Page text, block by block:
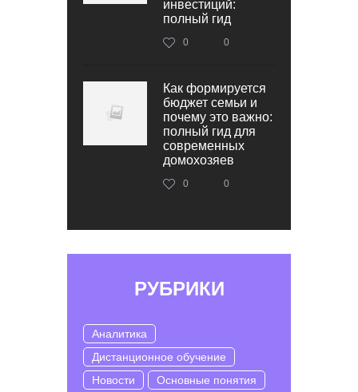
инвестиций:
полный гид
0 0
Как формируется
бюджет семьи и
почему это важно:
полный гид для
современных
домохозяев
0 0
РУБРИКИ
Аналитика
Дистанционное обучение
Новости
Основные понятия